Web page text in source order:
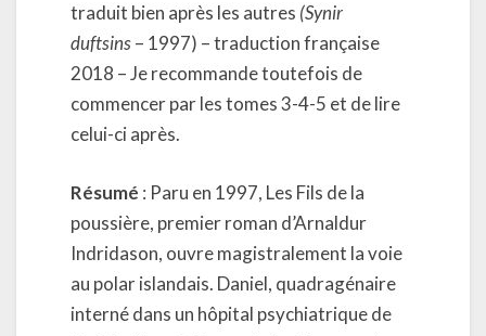
traduit bien après les autres (Synir
duftsins– 1997) – traduction française
2018 – Je recommande toutefois de
commencer par les tomes 3-4-5 et de lire
celui-ci après.
Résumé : Paru en 1997, Les Fils de la
poussière, premier roman d’Arnaldur
Indridason, ouvre magistralement la voie
au polar islandais. Daniel, quadragénaire
interné dans un hôpital psychiatrique de